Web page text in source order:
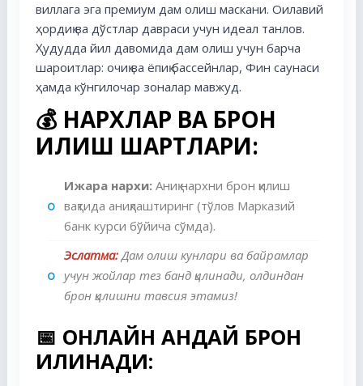
виллага эга премиум дам олиш маскани. Оилавий
ҳордиқ ва дўстлар давраси учун идеал танлов.
Ҳудудда йил давомида дам олиш учун барча
шароитлар: очиқ ва ёпиқ бассейнлар, Фин саунаси
ҳамда кўнгилочар зоналар мавжуд.
💰 НАРХЛАР ВА БРОН
ҚИЛИШ ШАРТЛАРИ:
Ижара нархи: Аниқ нархни брон қилиш
вақтида аниқлаштиринг (тўлов Марказий
банк курси бўйича сўмда).
Эслатма:Дам олиш кунлари ва байрамлар
учун жойлар тез банд қилинади, олдиндан
брон қилишни тавсия этамиз!
📅 ОНЛАЙН ҚАНДАЙ БРОН
ҚИЛИНАДИ: